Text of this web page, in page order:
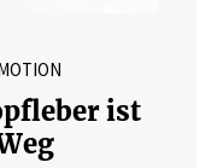
ist